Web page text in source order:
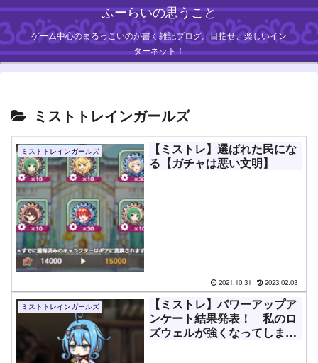
ふーらいの思うこと
ゲーム中心のまるっこいのが書く雑記ブログ。目指せ、楽しいイン
ターネット！
ミストトレインガールズ
ミストトレインガールズ
【ミストレ】選ばれた民にな
る【ガチャは悪い文明】
2021.10.31 2023.02.03
ミストトレインガールズ
【ミストレ】パワーアップア
ンケート結果発表！ 私のロ
ズウェルが強くなってしまう